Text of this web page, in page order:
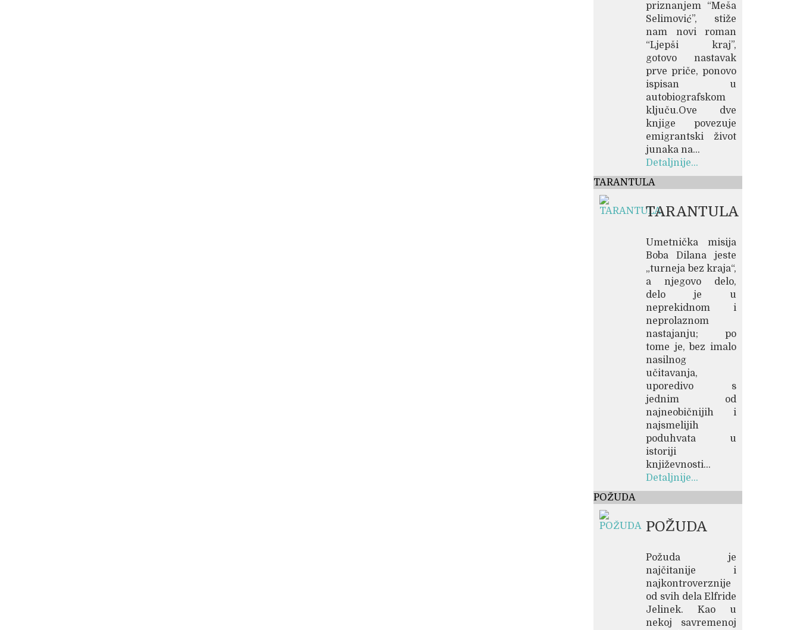
priznanjem “Meša
Selimović”, stiže
nam novi roman
“Ljepši kraj”,
gotovo nastavak
prve priče, ponovo
ispisan u
autobiografskom
ključu.Ove dve
knjige povezuje
emigrantski život
junaka na...
Detaljnije...
TARANTULA
TARANTULA
Umetnička misija
Boba Dilana jeste
„turneja bez kraja“,
a njegovo delo,
delo je u
neprekidnom i
neprolaznom
nastajanju; po
tome je, bez imalo
nasilnog
učitavanja,
uporedivo s
jednim od
najneobičnijih i
najsmelijih
poduhvata u
istoriji
književnosti...
Detaljnije...
POŽUDA
POŽUDA
Požuda je
najčitanije i
najkontroverznije
od svih dela Elfride
Jelinek. Kao u
nekoj savremenoj